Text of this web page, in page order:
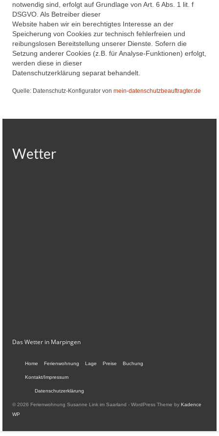
notwendig sind, erfolgt auf Grundlage von Art. 6 Abs. 1 lit. f
DSGVO. Als Betreiber dieser
Website haben wir ein berechtigtes Interesse an der
Speicherung von Cookies zur technisch fehlerfreien und
reibungslosen Bereitstellung unserer Dienste. Sofern die
Setzung anderer Cookies (z.B. für Analyse-Funktionen) erfolgt,
werden diese in dieser
Datenschutzerklärung separat behandelt.
Quelle: Datenschutz-Konfigurator von mein-datenschutzbeauftragter.de
Wetter
Das Wetter in Marpingen
Home Ferienwohnung Lage Preise Buchung
Kontakt/Impressum
Datenschutzerklärung
© 2026 Ferienwohnung Susanne Link im Saarland - WordPress Theme by Kadence
WP